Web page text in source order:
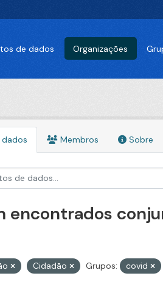
de dados Organizações
Membros Sobre
encontrados
Cidadão Grupos: covid